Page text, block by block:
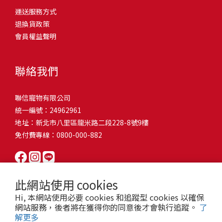
此網站使用 cookies
Hi, 本網站使用必要 cookies 和追蹤型 cookies 以確保
網站服務，後者將在獲得你的同意後才會執行追蹤。 了
解更多
和獨立能力。 幼犬訓練常見問題Q1: 幾個月大的幼犬最適合開始訓
練？A: 訓練可從幼犬到家首日開始（約8-10週大）。3-16週是社會
化黃金期，每次訓練控制在5-10分鐘內。Q2: 幼犬如廁訓練需要多久
屬啃咬玩具作替代品，發現不當啃咬時堅定說「不」，並引導至適
尿尿？A: 建立固定如廁時間表，成功時立即獎勵。限制活動範圍並
密切監督。意外發生時不責罵，使用專用除臭劑徹底清理。Q5: 幼犬
一直吠叫怎麼辦？A: 找出原因（尋求注意力、警戒、焦慮）。訓練
「安靜」指令，停止吠叫時獎勵。避免對吠叫作出反應，確保充分
向獎勵比懲罰更有效且健康。懲罰可能導致恐懼或攻擊行為，破壞
狗狗怎麼辦？A: 循序漸進社交化，從友善成犬開始。不強迫互動，
正面經驗後給予獎勵。考慮參加專業幼犬社交課程。Q8: 幼犬分離焦
慮要如何處理？A: 練習短暫分離，逐漸延長。離開和返家時保持低
調。提供能分散注意力的玩具，建立可預測的離家儀式。每隻幼犬
熱，水分流失快，腸道可能變得敏感，導致糞便變軟或拉稀。如果
換季時沒有適當調整環境，貓咪的腸胃就可能跟著「鬧脾氣」。冬
天注意保暖，提供暖墊、厚毯，避免冷風直吹。夏天補充水分，可
像是開冷氣又突然關掉，容易讓貓咪腸胃受影響。重點提醒：換季
時，記得關心貓咪的腸胃狀況，適當調整環境，幫助毛孩適應！ 貓
有血絲、異味特別重，那就要小心可能是 寄生蟲感染（如蛔蟲、鈎
蟲、球蟲）或腸胃炎、腸道疾病。這類情況會影響營養吸收，長期
下來甚至可能造成貓咪消瘦、免疫力下降。定期驅蟲（幼貓建議每
月一次，成貓每 3~6 個月一次）。觀察貓咪精神狀態，如果還伴隨
嘔吐、食慾下降，務必儘早就醫。重點提醒：如果貓咪拉肚子超過 2
天，或糞便異常，應立即帶去獸醫院檢查！ 貓咪拉肚子原因5. 情緒
壓力影響腸胃壓力不只影響人類，也會影響貓咪的腸胃！過度緊
張、焦慮、驚嚇（如煙火聲、大聲喧嘩），都可能讓貓咪拉肚子。
尤其是個性敏感的貓咪，對變化的適應力比較低，壓力一大，腸胃
就先「罷工」。減少壓力來源，盡量讓貓咪的作息固定。給貓咪陪
活中輕鬆改善看到滿屋子的貓毛是不是很抓狂？別擔心！其實只要
透過一些簡單的日常照護方式，就能有效減少貓咪掉毛情況。從梳
毛、洗澡到增加互動和營養調整，這些小撇步不僅能幫助貓咪維持
行動吧！ 預防貓掉毛方法1：勤勞梳毛養貓必備神器就是各種梳子
啦！勤勞梳毛是最直接有效的掉毛控制方法。定期梳理可以幫貓咪
髮打結和皮膚問題。建議週期：短毛貓每週梳1-2次，長毛貓則建議
2-3天梳一次。挑選合適的梳具也很重要，可以準備橡膠刷、鬃毛刷
或專用脫毛梳，依照毛質選擇。記得將梳毛變成愉快的日常儀式，
不僅能增加你們的互動時間，也讓貓咪享受被梳理的舒適感！預防
貓掉毛方法2：定期洗澡「貓咪會自己清潔，不需要洗澡」這個想法
其實不完全正確哦！適當的洗澡能幫助貓咪清除死毛和皮屑，減少
澡頻率不宜過高，一般室內貓咪1-3個月洗一次就足夠，過度洗澡反
而會造成皮膚乾燥。選擇專為貓咪設計的溫和洗毛精，洗後一定要
完全吹乾，避免濕毛造成皮膚問題。如果貓咪特別害怕洗澡，可以
的紙箱。建議一開始可以購買單價較低的入門款，觀察一下貓咪的
使用狀況，再考慮購買「豪宅」！ 項目費用用品貓碗$300貓窩
$500貓跳台$1,500貓砂盆$500貓抓板$300外出籠$1,000一次性養貓
咪是非常需要安全感的動物，可以準備一個專屬他的「寶座」，當
花費3：貓跳台貓咪雖然不需要外出進行放電，但在家中還是需要擺
放高度適合的貓跳台提供貓咪玩耍，貓跳台與貓窩相同，能給予貓
咪對於環境的安全感。一次性養貓用品相關花費4：貓砂盆貓咪排泄
用品，可選擇合適貓咪體型大小，不宜過小。一次性養貓用品相關
想，需要準備一個能夠讓牠們放肆磨爪的貓抓板。一次性養貓用品
時，外出籠就非常重要，平常也可以適度讓貓咪適應外出籠，避免
緊急情況時，貓咪過度抗拒。總結來說貓咪在健康及用品的一次性
費用大約落在 $ 7900~ $ 11600不等。雖說金額看起來不少，但以上
運送服務方式
退換貨政策
會員權益聲明
聯絡我們
聯信寵物有限公司
統一編號：24962961
地址：新北市八里區龍米路二段228-8號9樓
免付費專線：0800-000-882